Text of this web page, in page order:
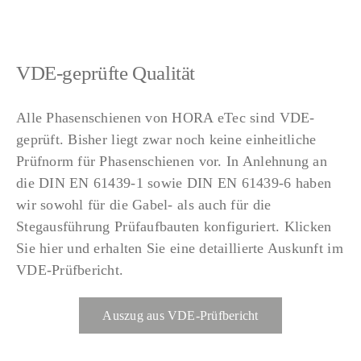
VDE-geprüfte Qualität
Alle Phasenschienen von HORA eTec sind VDE-
geprüft. Bisher liegt zwar noch keine einheitliche
Prüfnorm für Phasenschienen vor. In Anlehnung an
die DIN EN 61439-1 sowie DIN EN 61439-6 haben
wir sowohl für die Gabel- als auch für die
Stegausführung Prüfaufbauten konfiguriert. Klicken
Sie hier und erhalten Sie eine detaillierte Auskunft im
VDE-Prüfbericht.
Auszug aus VDE-Prüfbericht